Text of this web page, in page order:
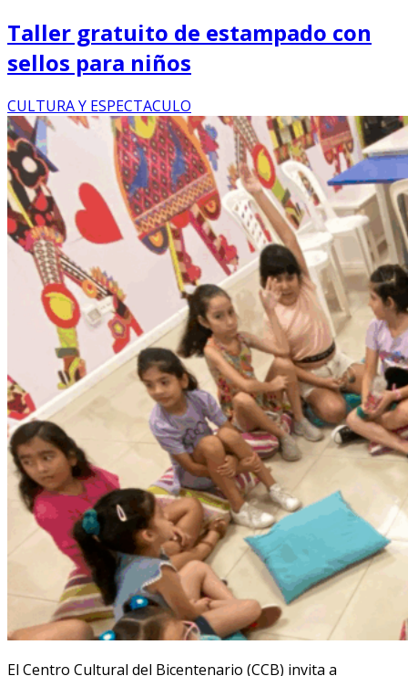
Taller gratuito de estampado con
sellos para niños
CULTURA Y ESPECTACULO
El Centro Cultural del Bicentenario (CCB) invita a